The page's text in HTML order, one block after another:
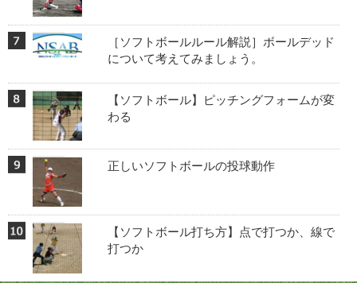
［ソフトボールルール解説］ボールデッド
について考えてみましょう。
【ソフトボール】ピッチングフォームが変
わる
正しいソフトボールの投球動作
【ソフトボール打ち方】点で打つか、線で
打つか